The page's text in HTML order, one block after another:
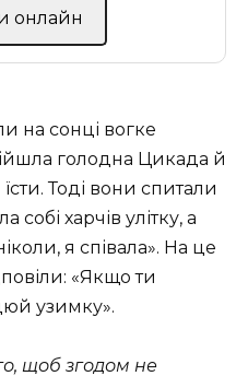
онлайн
на сонці вогке
голодна Цикада й
Тоді вони спитали
собі харчів улітку, а
я співала». На це
«Якщо ти
узимку».
щоб згодом не